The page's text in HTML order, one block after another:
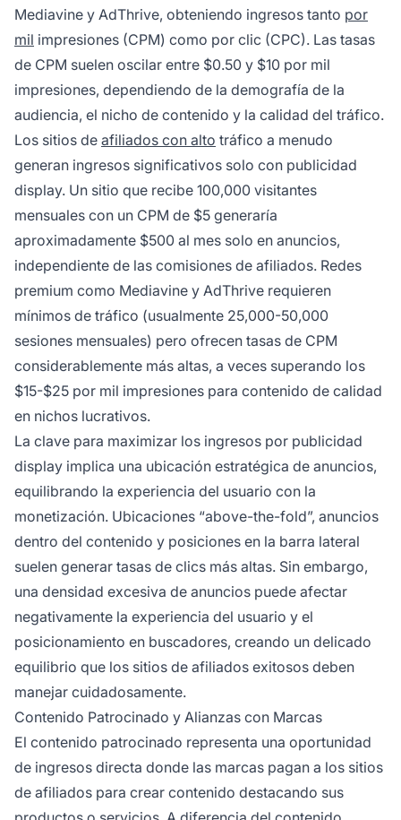
Mediavine y AdThrive, obteniendo ingresos tanto por
mil impresiones (CPM) como por clic (CPC). Las tasas
de CPM suelen oscilar entre $0.50 y $10 por mil
impresiones, dependiendo de la demografía de la
audiencia, el nicho de contenido y la calidad del tráfico.
Los sitios de afiliados con alto tráfico a menudo
generan ingresos significativos solo con publicidad
display. Un sitio que recibe 100,000 visitantes
mensuales con un CPM de $5 generaría
aproximadamente $500 al mes solo en anuncios,
independiente de las comisiones de afiliados. Redes
premium como Mediavine y AdThrive requieren
mínimos de tráfico (usualmente 25,000-50,000
sesiones mensuales) pero ofrecen tasas de CPM
considerablemente más altas, a veces superando los
$15-$25 por mil impresiones para contenido de calidad
en nichos lucrativos.
La clave para maximizar los ingresos por publicidad
display implica una ubicación estratégica de anuncios,
equilibrando la experiencia del usuario con la
monetización. Ubicaciones “above-the-fold”, anuncios
dentro del contenido y posiciones en la barra lateral
suelen generar tasas de clics más altas. Sin embargo,
una densidad excesiva de anuncios puede afectar
negativamente la experiencia del usuario y el
posicionamiento en buscadores, creando un delicado
equilibrio que los sitios de afiliados exitosos deben
manejar cuidadosamente.
Contenido Patrocinado y Alianzas con Marcas
El contenido patrocinado representa una oportunidad
de ingresos directa donde las marcas pagan a los sitios
de afiliados para crear contenido destacando sus